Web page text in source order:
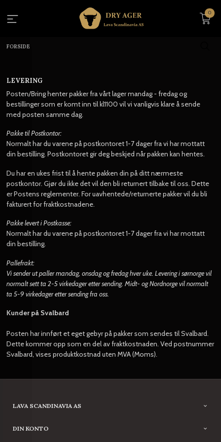
innholdet
0
FORSIDE
LEVERING
Posten/Bring henter pakker fra vårt lager mandag - fredag og
bestillinger som er komt inn til kl1100 vil vi vanligvis klare å sende
med posten samme dag.
Pakke til Postkontor:
Normalt har du varene på postkontoret 1-7 dager fra vi har mottatt
din bestilling. Postkontoret gir deg beskjed når pakken kan hentes.
Du har en ukes frist til å hente pakken din på ditt nærmeste
postkontor. Gjør du ikke det vil den bli returnert tilbake til oss. Dette
er Postens reglementer. For uavhentede/returnerte pakker vil du bli
fakturert for fraktkostnadene.
Pakke levert i Postkasse:
Normalt har du varene på postkontoret 1-7 dager fra vi har mottatt
din bestilling.
Pallefrakt:
Vi sender ut paller mandag, onsdag og fredag hver uke. Levering i sørnorge vil
normalt sett ta 2-5 virkedager etter sending. Midt- og Nordnorge vil normalt
ta 5-9 virkedager etter sending fra oss.
Kunder på Svalbard
Posten har innført et eget gebyr på pakker som sendes til Svalbard.
Dette kommer opp som en del av fraktkostnaden. Ved postnummer
Svalbard, vises produktkostnad uten MVA (Moms).
LAVA SCANDINAVIA AS
DIN KONTO